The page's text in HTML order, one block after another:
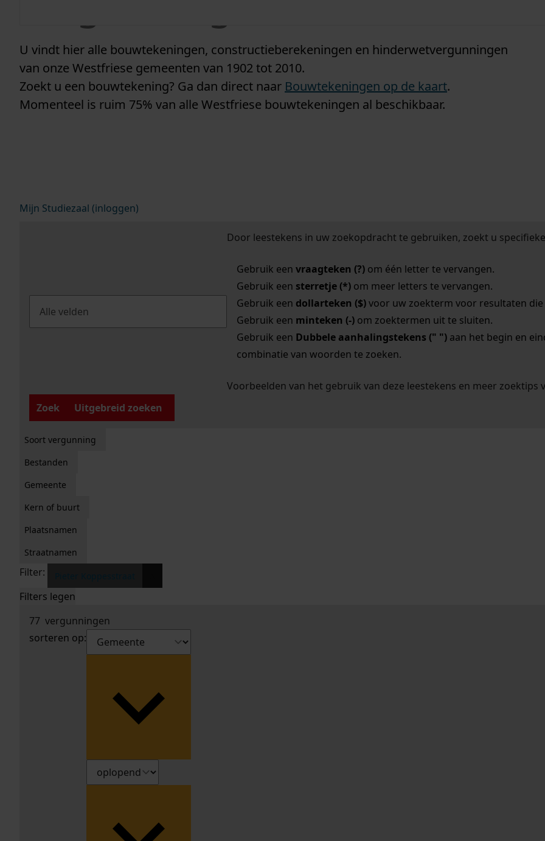
U vindt hier alle bouwtekeningen, constructieberekeningen en hinderwetvergunningen
van onze Westfriese gemeenten van 1902 tot 2010.
Zoekt u een bouwtekening? Ga dan direct naar Bouwtekeningen op de kaart.
Momenteel is ruim 75% van alle Westfriese bouwtekeningen al beschikbaar.
Mijn Studiezaal (inloggen)
Door leestekens in uw zoekopdracht te gebruiken, zoekt u
Gebruik een vraagteken (?)om één letter te vervangen.
Gebruik een sterretje (*)om meer letters te vervangen.
Gebruik een dollarteken ($)voor uw zoekterm voor resultaten die
Gebruik een minteken (-)om zoektermen uit te sluiten.
Gebruik een Dubbele aanhalingstekens (" ")aan het begin en
combinatie van woorden te zoeken.
Voorbeelden van het gebruik van deze leestekens en meer zoektips
Zoek
Uitgebreid zoeken
Soort vergunning
Bestanden
Gemeente
Kern of buurt
Plaatsnamen
Straatnamen
Filter:
Filters legen
77 vergunningen
sorteren op: